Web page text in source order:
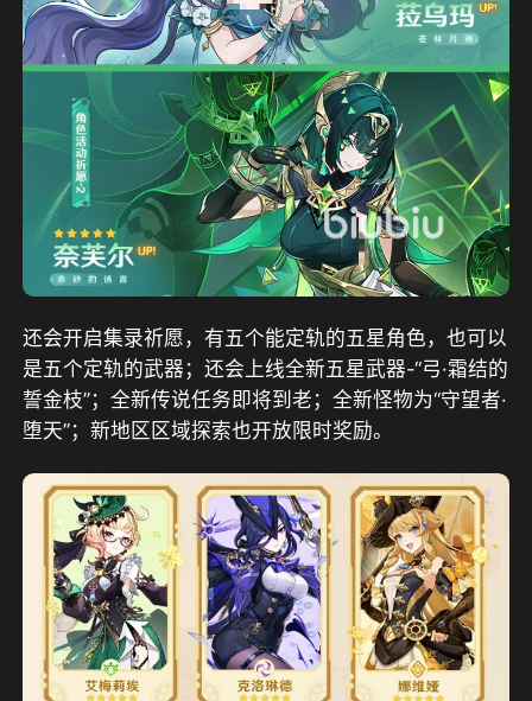
还会开启集录祈愿，有五个能定轨的五星角色，也可以
是五个定轨的武器；还会上线全新五星武器-“弓·霜结的
誓金枝”；全新传说任务即将到老；全新怪物为“守望者·
堕天”；新地区区域探索也开放限时奖励。